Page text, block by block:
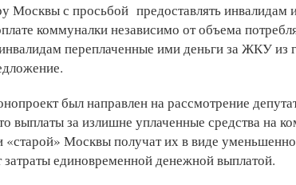
Москвы с просьбой предоставлять
коммуналки независимо от объема
переплаченные ими деньги за ЖКУ из
был направлен на рассмотрение
выплаты за излишне уплаченные средства на
«старой» Москвы получат их в виде
единовременной денежной выплатой.